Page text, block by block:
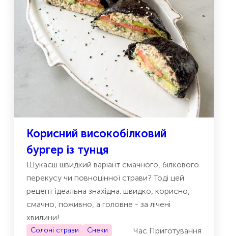
Корисний високобілковий
бургер із тунця
Шукаєш швидкий варіант смачного, білкового
перекусу чи повноцінної страви? Тоді цей
рецепт ідеальна знахідна: швидко, корисно,
смачно, поживно, а головне - за лічені
хвилини!
Солоні страви Снеки Час Приготування